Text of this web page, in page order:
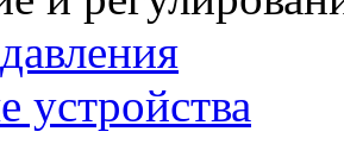
устройства